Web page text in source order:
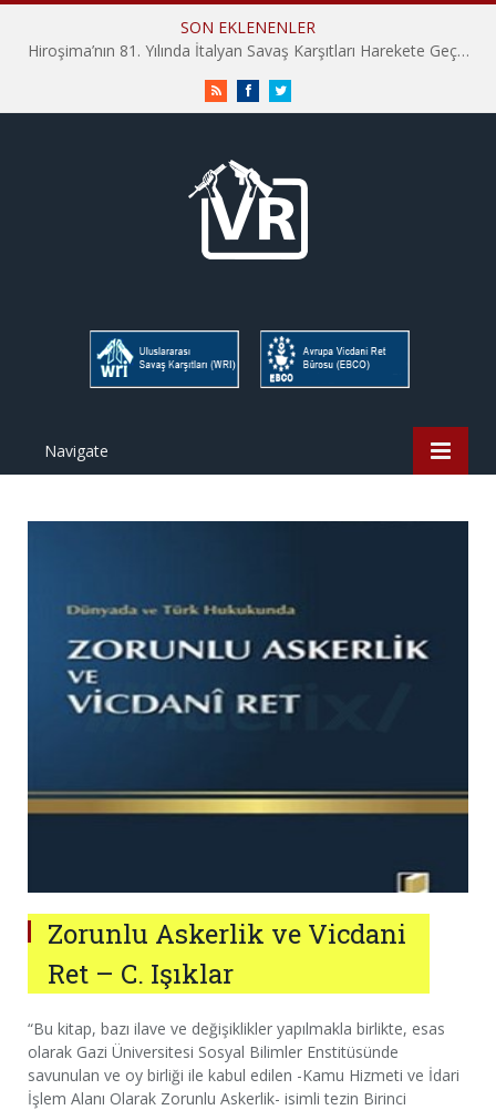
SON EKLENENLER
Hiroşima’nın 81. Yılında İtalyan Savaş Karşıtları Harekete Geçti: “Hatırlamak yeterli değil”
RSS FacebookTwitter
Navigate
Zorunlu Askerlik ve Vicdani
Ret – C. Işıklar
“Bu kitap, bazı ilave ve değişiklikler yapılmakla birlikte, esas
olarak Gazi Üniversitesi Sosyal Bilimler Enstitüsünde
savunulan ve oy birliği ile kabul edilen -Kamu Hizmeti ve İdari
İşlem Alanı Olarak Zorunlu Askerlik- isimli tezin Birinci